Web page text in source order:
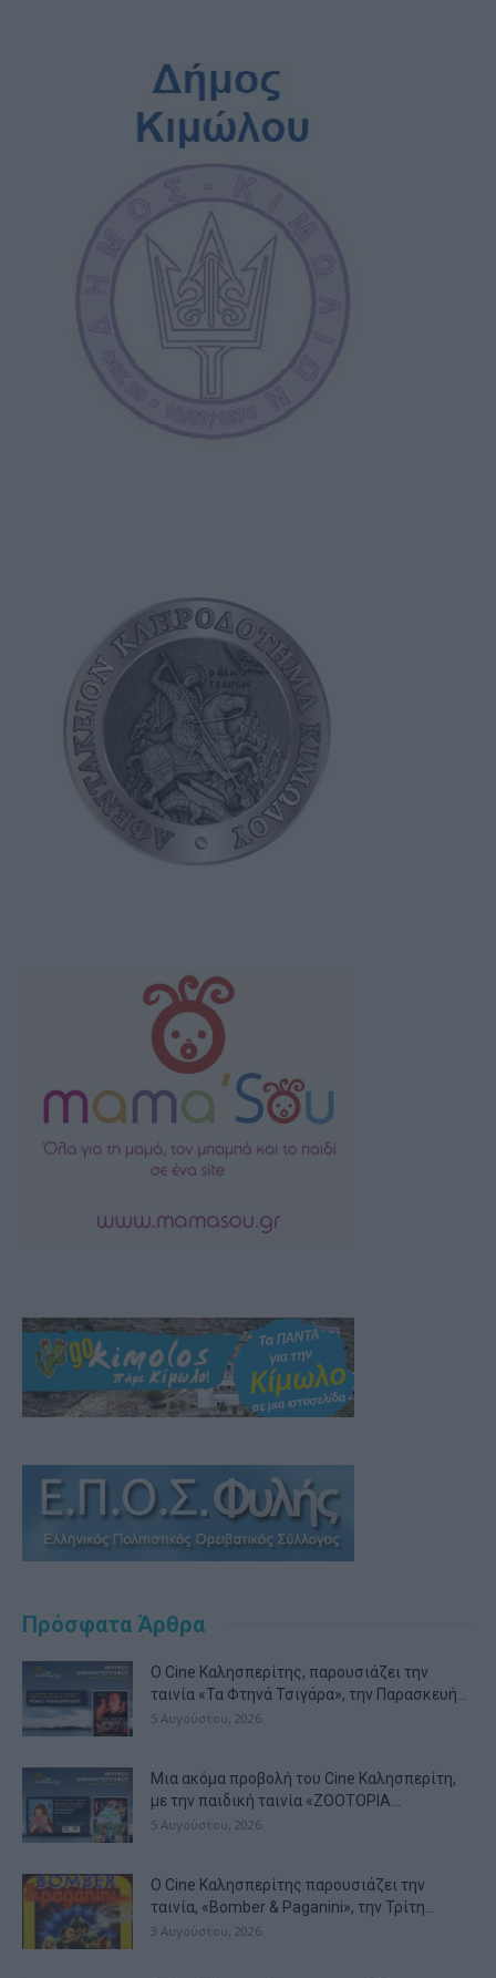
Πρόσφατα Άρθρα
Ο Cine Καλησπερίτης, παρουσιάζει την
ταινία «Τα Φτηνά Τσιγάρα», την Παρασκευή...
5 Αυγούστου, 2026
Μια ακόμα προβολή του Cine Καλησπερίτη,
με την παιδική ταινία «ZOOTOPIA...
5 Αυγούστου, 2026
Ο Cine Καλησπερίτης παρουσιάζει την
ταινία, «Bomber & Paganini», την Τρίτη...
3 Αυγούστου, 2026